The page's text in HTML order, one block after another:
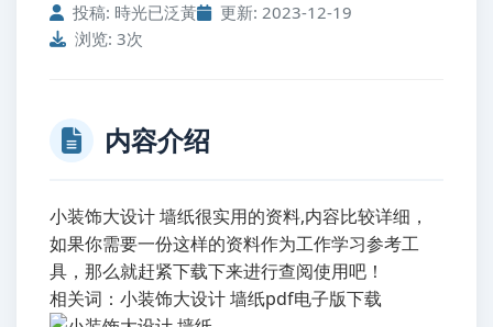
投稿: 時光已泛黃
更新: 2023-12-19
浏览: 3次
内容介绍
小装饰大设计 墙纸很实用的资料,内容比较详细，
如果你需要一份这样的资料作为工作学习参考工
具，那么就赶紧下载下来进行查阅使用吧！
相关词：小装饰大设计 墙纸pdf电子版下载